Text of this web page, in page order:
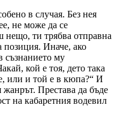
в случая. Без нея
не може да се
нещо, ти трябва отправна
позиция. Иначе, ако
съзнанието му
кой е тоя, дето така
или и той е в кюпа?“ И
Престава да бъде
на кабаретния водевил